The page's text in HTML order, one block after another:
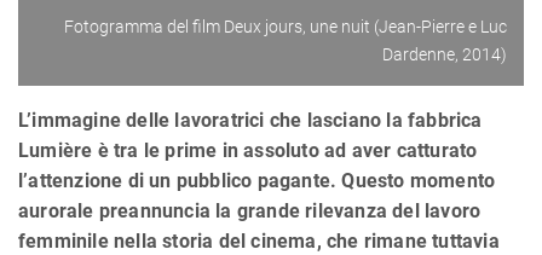
Fotogramma del film Deux jours, une nuit (Jean-Pierre e Luc
Dardenne, 2014)
L’immagine delle lavoratrici che lasciano la fabbrica
Lumière è tra le prime in assoluto ad aver catturato
l’attenzione di un pubblico pagante. Questo momento
aurorale preannuncia la grande rilevanza del lavoro
femminile nella storia del cinema, che rimane tuttavia